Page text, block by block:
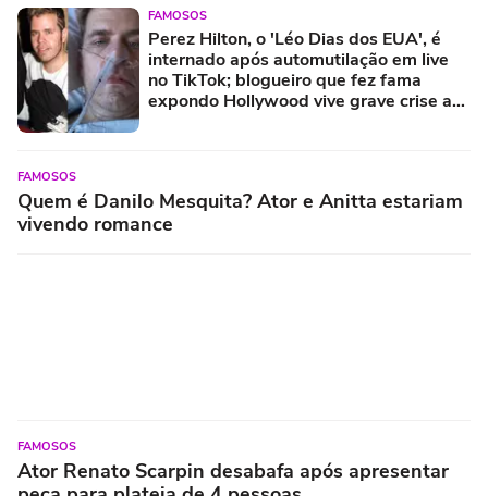
FAMOSOS
Perez Hilton, o 'Léo Dias dos EUA', é
internado após automutilação em live
no TikTok; blogueiro que fez fama
expondo Hollywood vive grave crise aos
FAMOSOS
Quem é Danilo Mesquita? Ator e Anitta estariam
vivendo romance
FAMOSOS
Ator Renato Scarpin desabafa após apresentar